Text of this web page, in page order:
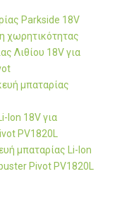
Parkside 18V
χωρητικότητας
Λιθίου 18V για
μπαταρίας
Ion 18V για
PV1820L
μπαταρίας Li-Ion
Pivot PV1820L